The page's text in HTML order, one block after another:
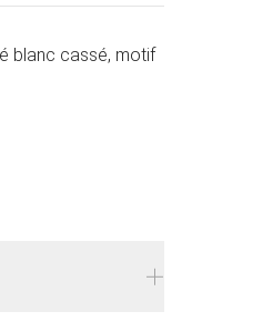
blanc cassé, motif